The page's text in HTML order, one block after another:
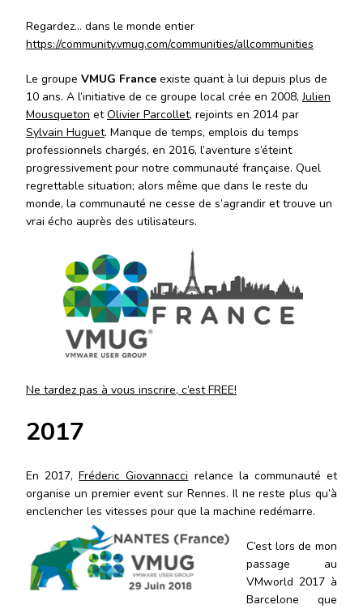
Regardez… dans le monde entier
https://community.vmug.com/communities/allcommunities
Le groupe VMUG France existe quant à lui depuis plus de
10 ans. A l’initiative de ce groupe local crée en 2008,Julien
Mousqueton etOlivier Parcollet, rejoints en 2014 par
Sylvain Huguet. Manque de temps, emplois du temps
professionnels chargés, en 2016, l’aventure s’éteint
progressivement pour notre communauté française. Quel
regrettable situation; alors même que dans le reste du
monde, la communauté ne cesse de s’agrandir et trouve un
vrai écho auprès des utilisateurs.
Ne tardez pas à vous inscrire, c’est FREE!
2017
En 2017,Fréderic Giovannacci relance la communauté et
organise un premier event sur Rennes. Il ne reste plus qu’à
enclencher les vitesses pour que la machine redémarre.
C’est lors de mon
passage au
VMworld 2017 à
Barcelone que